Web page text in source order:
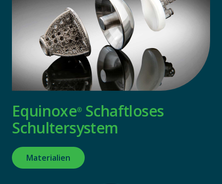
Equinoxe®Schaftloses
Schultersystem
Materialien